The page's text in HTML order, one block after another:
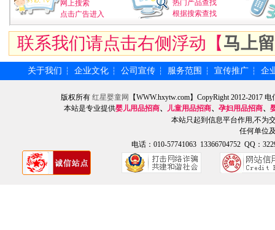
网上搜索
点击广告进入
热门产品查找
根据搜索查找
联系我们请点击右侧浮动【马上
关于我们 ┆ 企业文化 ┆ 公司宣传 ┆ 服务范围 ┆ 宣传推广 ┆ 企
版权所有 红星婴童网
【WWW.hxytw.com】CopyRight 2012-2017
本站是专业提供婴儿用品招商、 儿童用品招商、 孕妇用品招商、
本站只起到信息平台作用,不为
任何单位
电话：010-57741063 13366704752 QQ：